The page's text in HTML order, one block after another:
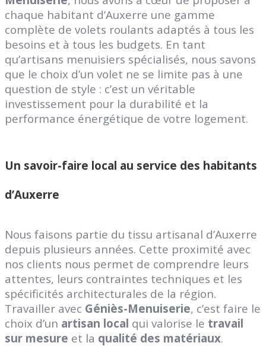
chaque habitant d’Auxerre une gamme
complète de volets roulants adaptés à tous les
besoins et à tous les budgets. En tant
qu’artisans menuisiers spécialisés, nous savons
que le choix d’un volet ne se limite pas à une
question de style : c’est un véritable
investissement pour la durabilité et la
performance énergétique de votre logement.
Un savoir-faire local au service des habitants
d’Auxerre
Nous faisons partie du tissu artisanal d’Auxerre
depuis plusieurs années. Cette proximité avec
nos clients nous permet de comprendre leurs
attentes, leurs contraintes techniques et les
spécificités architecturales de la région.
Travailler avec Géniès-Menuiserie, c’est faire le
choix d’un artisan local qui valorise le travail
sur mesure et la qualité des matériaux.